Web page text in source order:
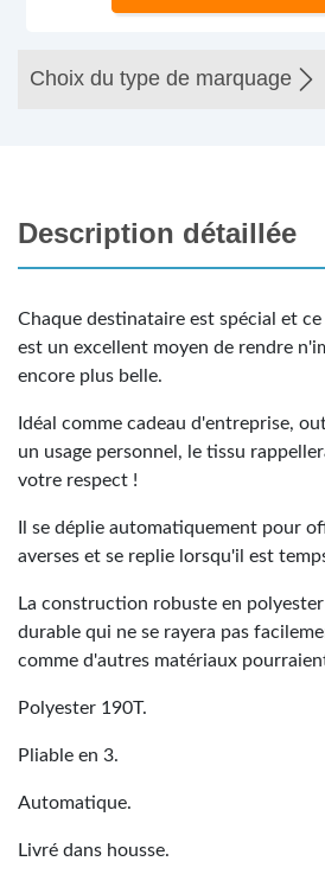
Choix du type de marquage
Description détaillée
Chaque destinataire est spécial et
est un excellent moyen de rendre
encore plus belle.
Idéal comme cadeau d'entreprise,
un usage personnel, le tissu
votre respect !
Il se déplie automatiquement pour
averses et se replie lorsqu'il est
La construction robuste en
durable qui ne se rayera pas
comme d'autres matériaux
Polyester 190T.
Pliable en 3.
Automatique.
Livré dans housse.